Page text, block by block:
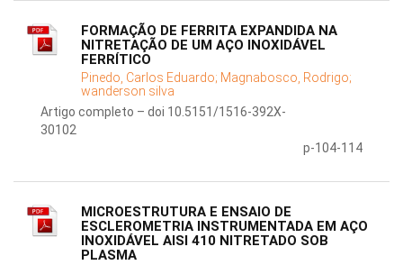
FORMAÇÃO DE FERRITA EXPANDIDA NA
NITRETAÇÃO DE UM AÇO INOXIDÁVEL
FERRÍTICO
Pinedo, Carlos Eduardo; Magnabosco, Rodrigo;
wanderson silva
Artigo completo – doi 10.5151/1516-392X-
30102
p-104-114
MICROESTRUTURA E ENSAIO DE
ESCLEROMETRIA INSTRUMENTADA EM AÇO
INOXIDÁVEL AISI 410 NITRETADO SOB
PLASMA